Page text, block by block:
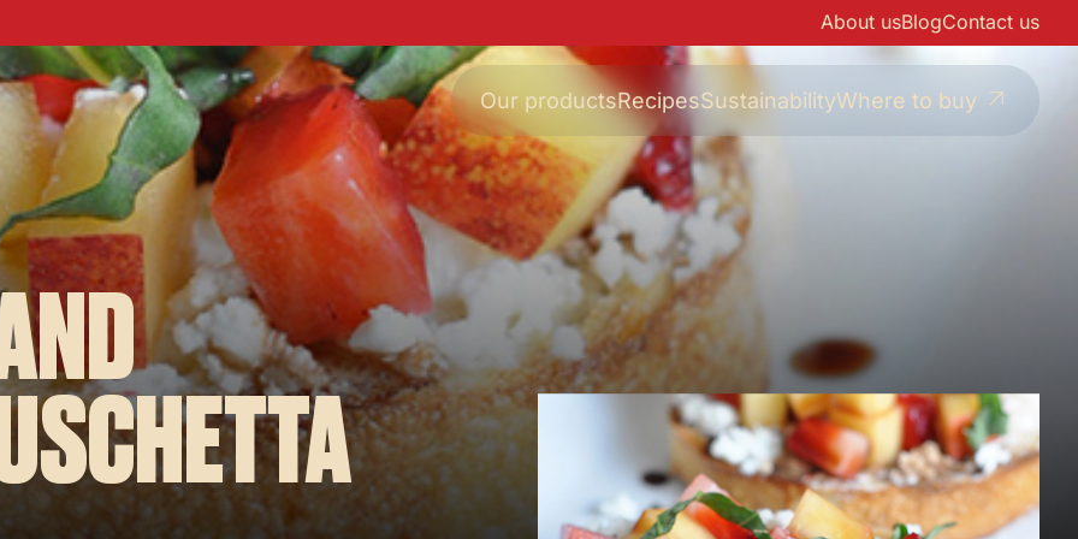
About usBlogContact us
Our productsRecipesSustainabilityWhere to buy